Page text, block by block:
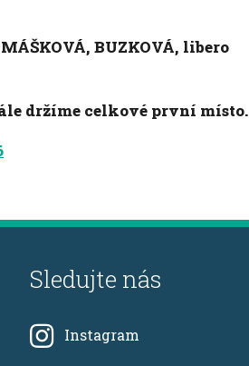
BUZKOVÁ, libero
držíme celkové první místo.
Sledujte nás
Instagram